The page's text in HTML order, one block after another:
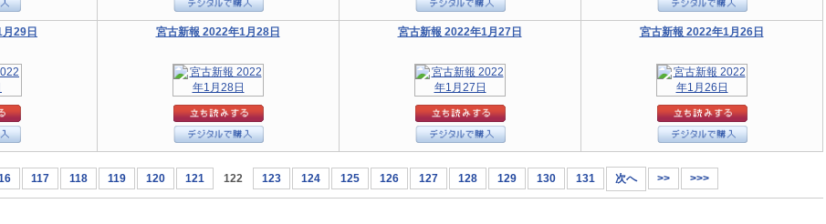
29日 宮古新報 2022年1月28日 宮古新報 2022年1月27日 宮古新報 2022年1月26日
117 118 119 120 121 122 123 124 125 126 127 128 129 130 131 次へ >> >>>